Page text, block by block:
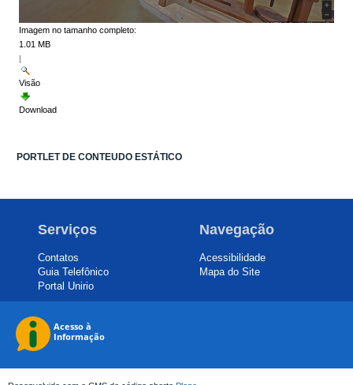
Imagem no tamanho completo:
1.01 MB
|
Visão
Download
PORTLET DE CONTEUDO ESTÁTICO
Serviços
Contatos
Guia Telefônico
Portal Unirio
Navegação
Acessibilidade
Mapa do Site